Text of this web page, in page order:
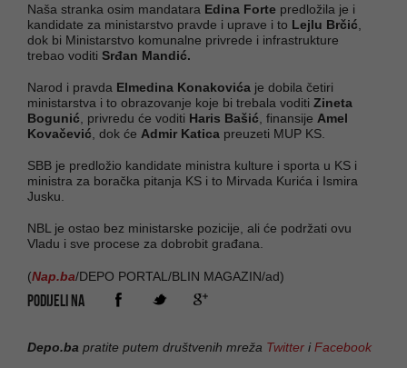
Naša stranka osim mandatara Edina Forte predložila je i
kandidate za ministarstvo pravde i uprave i to Lejlu Brčić
dok bi Ministarstvo komunalne privrede i infrastrukture
trebao voditi Srđan Mandić.
Narod i pravda Elmedina Konakovića je dobila četiri
ministarstva i to obrazovanje koje bi trebala voditi Zineta
Bogunić , privredu će voditi Haris Bašić , finansije Amel
Kovačević , dok će Admir Katica preuzeti MUP KS.
SBB je predložio kandidate ministra kulture i sporta u KS i
ministra za boračka pitanja KS i to Mirvada Kurića i Ismira
Jusku.
NBL je ostao bez ministarske pozicije, ali će podržati ovu
Vladu i sve procese za dobrobit građana.
(Nap.ba/DEPO PORTAL/BLIN MAGAZIN/ad)
PODIJELI NA
Depo.ba pratite putem društvenih mreža Twitter iFacebook